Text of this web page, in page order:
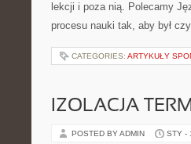
lekcji i poza nią. Polecamy
procesu nauki tak, aby był
CATEGORIES: ARTYKUŁY
IZOLACJA
POSTED BY ADMIN STY -